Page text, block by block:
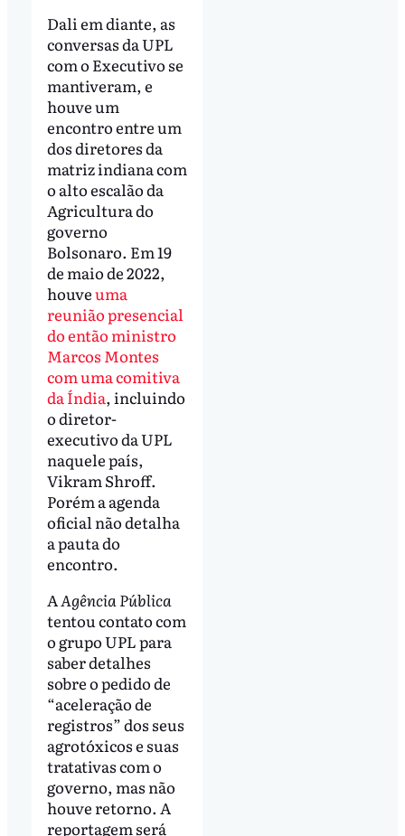
Dali em diante, as
conversas da UPL
com o Executivo se
mantiveram, e
houve um
encontro entre um
dos diretores da
matriz indiana com
o alto escalão da
Agricultura do
governo
Bolsonaro. Em 19
de maio de 2022,
houveuma
reunião presencial
do então ministro
Marcos Montes
com uma comitiva
da Índia, incluindo
o diretor-
executivo da UPL
naquele país,
Vikram Shroff.
Porém a agenda
oficial não detalha
a pauta do
encontro.
A Agência Pública
tentou contato com
o grupo UPL para
saber detalhes
sobre o pedido de
“aceleração de
registros” dos seus
agrotóxicos e suas
tratativas com o
governo, mas não
houve retorno. A
reportagem será